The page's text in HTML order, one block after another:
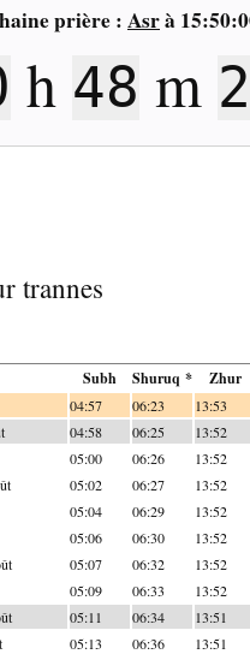
prière : Asrà
h 48 m
trannes
Subh Shuruq * Zhur
04:57 06:23 13:53
04:58 06:25 13:52
05:00 06:26 13:52
05:02 06:27 13:52
05:04 06:29 13:52
05:06 06:30 13:52
05:07 06:32 13:52
05:09 06:33 13:52
05:11 06:34 13:51
05:13 06:36 13:51